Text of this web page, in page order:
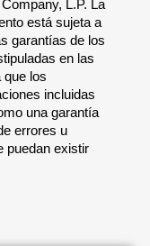
L.P. La
está sujeta a
garantías de los
en las
que los
incluidas
una garantía
errores u
puedan existir